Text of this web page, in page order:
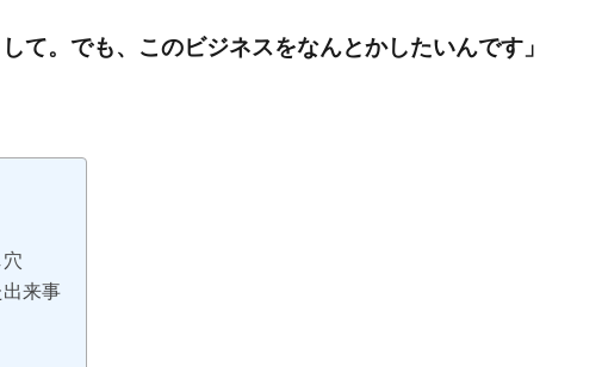
て。でも、このビジネスをなんとかしたいんです」
来事